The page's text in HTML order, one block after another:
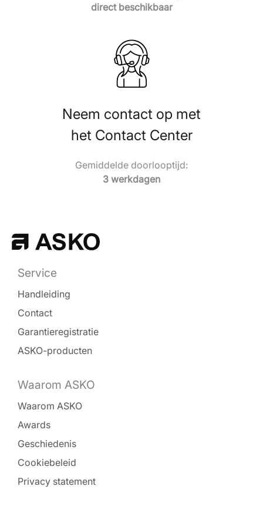
direct beschikbaar
Neem contact op met
het Contact Center
Gemiddelde doorlooptijd:
3 werkdagen
Service
Handleiding
Contact
Garantieregistratie
ASKO-producten
Waarom ASKO
Waarom ASKO
Awards
Geschiedenis
Cookiebeleid
Privacy statement